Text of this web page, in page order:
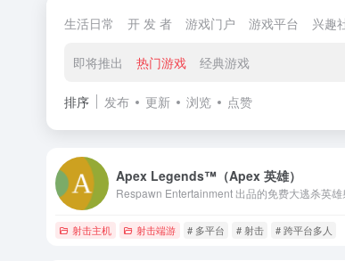
生活日常 开 发 者 游戏门户 游戏平台 兴趣
即将推出 热门游戏 经典游戏
排序 发布 更新 浏览 点赞
Apex Legends™（Apex 英雄）
Respawn Entertainment 出品的免费大逃杀英
射击主机 射击端游 # 多平台 # 射击 # 跨平台多人